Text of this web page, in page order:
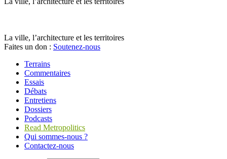
La ville, l’architecture et les territoires
Faites un don : Soutenez-nous
Terrains
Commentaires
Essais
Débats
Entretiens
Dossiers
Podcasts
Read Metropolitics
Qui sommes-nous ?
Contactez-nous